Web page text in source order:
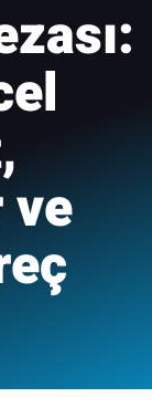
ve